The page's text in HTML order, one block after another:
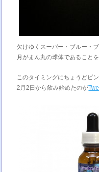
欠けゆくスーパー・ブルー・
月がまん丸の球体であること
このタイミングにちょうどピ
2月2日から飲み始めたのが